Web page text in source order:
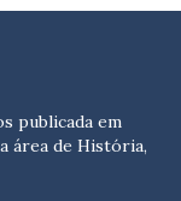
publicada em
área de História,